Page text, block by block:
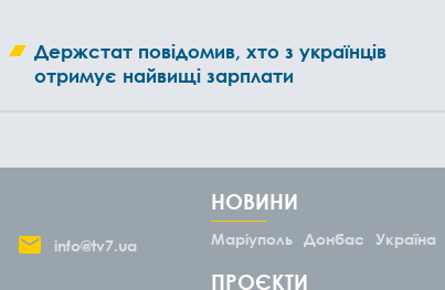
Держстат повідомив, хто з українців
отримує найвищі зарплати
info@tv7.ua
НОВИНИ
Маріуполь Донбас Україна
ПРОЄКТИ